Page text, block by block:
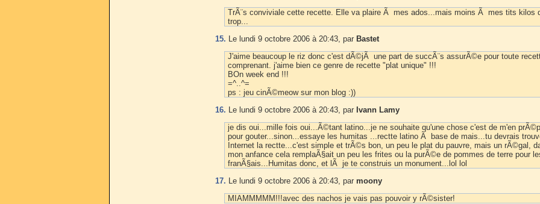
TrÃ¨s conviviale cette recette. Elle va plaire Ã mes ados...mais moins Ã mes tits kilos
trop...
15. Le lundi 9 octobre 2006 à 20:43, par Bastet
J'aime beaucoup le riz donc c'est dÃ©jÃ une part de succÃ¨s assurÃ©e pour toute
comprenant. j'aime bien ce genre de recette "plat unique" !!!
BOn week end !!!
=^..^=
ps : jeu cinÃ©meow sur mon blog :))
16. Le lundi 9 octobre 2006 à 20:43, par Ivann Lamy
je dis oui...mille fois oui...Ã©tant latino...je ne souhaite qu'une chose c'est de m'en
pour gouter...sinon...essaye les humitas ...rectte latino Ã base de mais...tu devrais
Internet la rectte...c'est simple et trÃ©s bon, un peu le plat du pauvre, mais un rÃ©gal,
mon anfance cela remplaÃ§ait un peu les frites ou la purÃ©e de pommes de terre pour
franÃ§ais...Humitas donc, et lÃ je te construis un monument...lol lol
17. Le lundi 9 octobre 2006 à 20:43, par moony
MIAMMMMM!!!avec des nachos je vais pas pouvoir y rÃ©sister!